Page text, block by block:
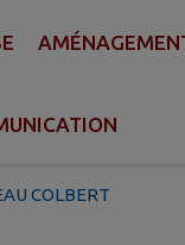
COLBERT